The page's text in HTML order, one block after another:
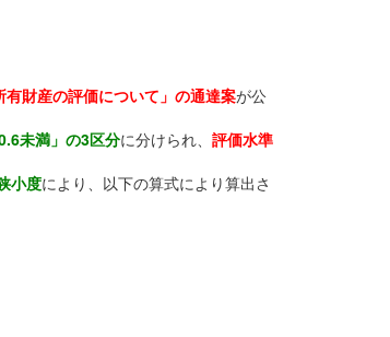
有財産の評価について」の通達案が公
未満」の3区分に分けられ、 評価水準
小度により、以下の算式により算出さ